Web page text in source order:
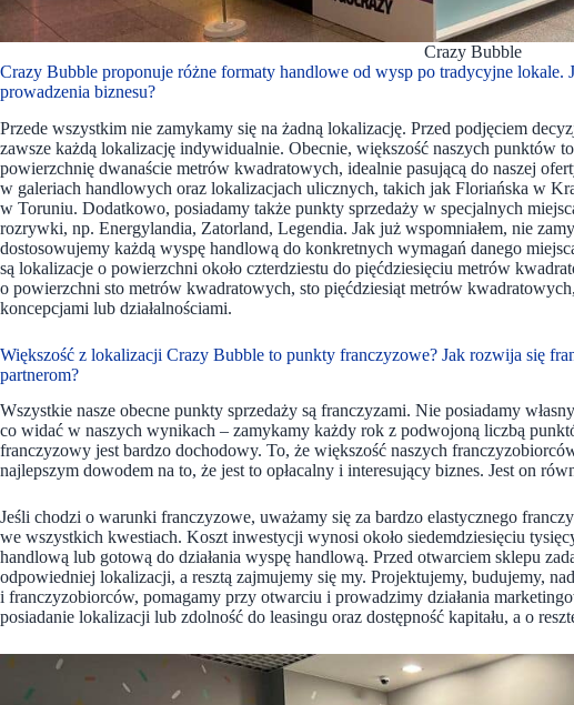
Crazy Bubble
Crazy Bubble proponuje różne formaty handlowe od wysp po tradycyjne lokale.
prowadzenia biznesu?
Przede wszystkim nie zamykamy się na żadną lokalizację. Przed podjęciem
zawsze każdą lokalizację indywidualnie. Obecnie, większość naszych punktów
powierzchnię dwanaście metrów kwadratowych, idealnie pasującą do naszej
w galeriach handlowych oraz lokalizacjach ulicznych, takich jak Floriańska w
w Toruniu. Dodatkowo, posiadamy także punkty sprzedaży w specjalnych
rozrywki, np. Energylandia, Zatorland, Legendia. Jak już wspomniałem, nie
dostosowujemy każdą wyspę handlową do konkretnych wymagań danego
są lokalizacje o powierzchni około czterdziestu do pięćdziesięciu metrów
o powierzchni sto metrów kwadratowych, sto pięćdziesiąt metrów
koncepcjami lub działalnościami.
Większość z lokalizacji Crazy Bubble to punkty franczyzowe? Jak rozwija się
partnerom?
Wszystkie nasze obecne punkty sprzedaży są franczyzami. Nie posiadamy
co widać w naszych wynikach – zamykamy każdy rok z podwojoną liczbą
franczyzowy jest bardzo dochodowy. To, że większość naszych
najlepszym dowodem na to, że jest to opłacalny i interesujący biznes. Jest on
Jeśli chodzi o warunki franczyzowe, uważamy się za bardzo elastycznego
we wszystkich kwestiach. Koszt inwestycji wynosi około siedemdziesięciu
handlową lub gotową do działania wyspę handlową. Przed otwarciem sklepu
odpowiedniej lokalizacji, a resztą zajmujemy się my. Projektujemy, budujemy,
i franczyzobiorców, pomagamy przy otwarciu i prowadzimy działania
posiadanie lokalizacji lub zdolność do leasingu oraz dostępność kapitału, a o